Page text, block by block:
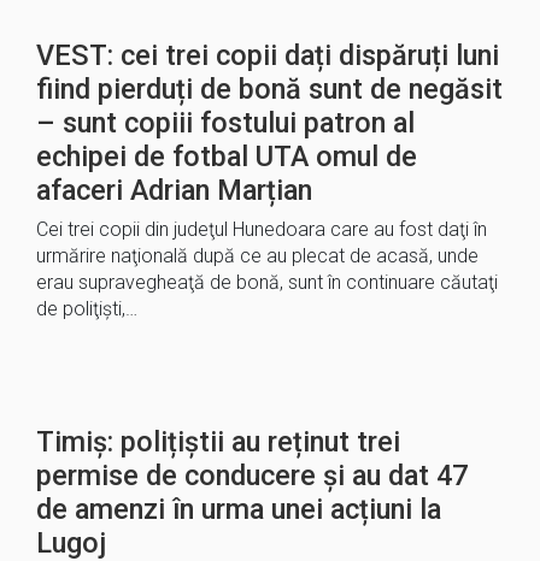
VEST: cei trei copii dați dispăruți luni
fiind pierduți de bonă sunt de negăsit
– sunt copiii fostului patron al
echipei de fotbal UTA omul de
afaceri Adrian Marțian
Cei trei copii din judeţul Hunedoara care au fost daţi în
urmărire naţională după ce au plecat de acasă, unde
erau supravegheaţă de bonă, sunt în continuare căutaţi
de poliţişti,…
Timiș: polițiștii au reținut trei
permise de conducere și au dat 47
de amenzi în urma unei acțiuni la
Lugoj